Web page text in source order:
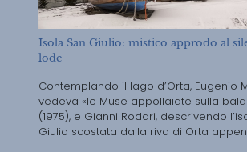
Isola San Giulio: mistico approdo al
lode
Contemplando il lago d’Orta, Eugenio
vedeva «le Muse appollaiate sulla
(1975), e Gianni Rodari, descrivendo
Giulio scostata dalla riva di Orta